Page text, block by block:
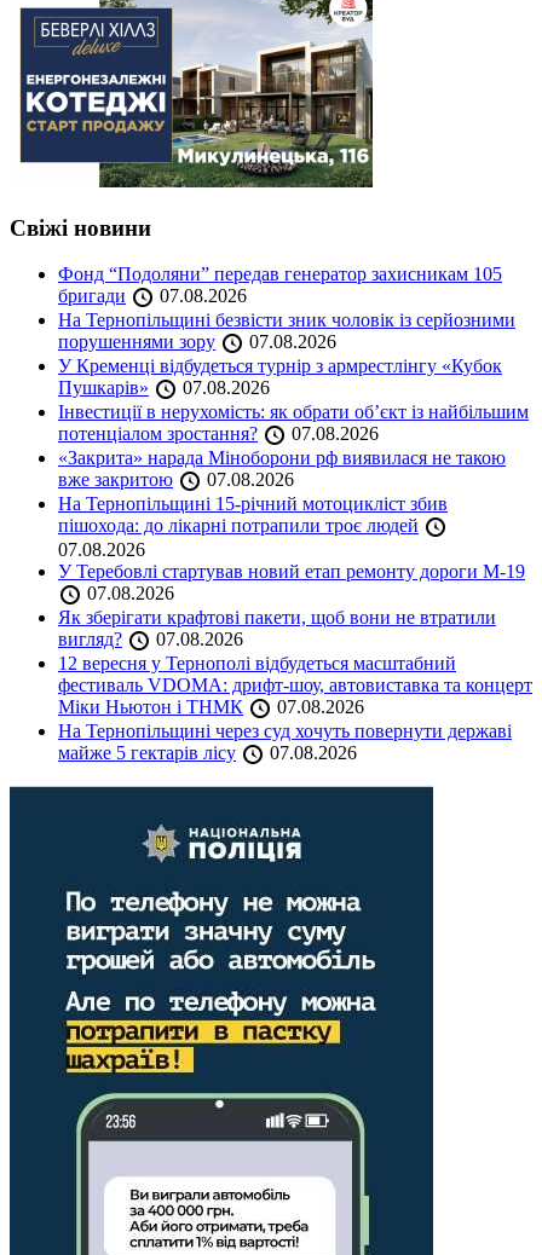
Свіжі новини
Фонд “Подоляни” передав генератор захисникам 105
бригади
07.08.2026
На Тернопільщині безвісти зник чоловік із серйозними
порушеннями зору
07.08.2026
У Кременці відбудеться турнір з армрестлінгу «Кубок
Пушкарів»
07.08.2026
Інвестиції в нерухомість: як обрати об’єкт із найбільшим
потенціалом зростання?
07.08.2026
«Закрита» нарада Міноборони рф виявилася не такою
вже закритою
07.08.2026
На Тернопільщині 15-річний мотоцикліст збив
пішохода: до лікарні потрапили троє людей
07.08.2026
У Теребовлі стартував новий етап ремонту дороги М-19
07.08.2026
Як зберігати крафтові пакети, щоб вони не втратили
вигляд?
07.08.2026
12 вересня у Тернополі відбудеться масштабний
фестиваль VDOMA: дрифт-шоу, автовиставка та концерт
Міки Ньютон і ТНМК
07.08.2026
На Тернопільщині через суд хочуть повернути державі
майже 5 гектарів лісу
07.08.2026